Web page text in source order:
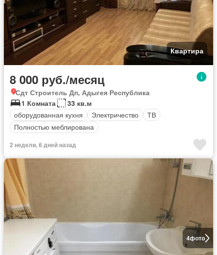
Квартира
8 000 руб./месяц
Сдт Строитель Дп, Адыгея Республика
1 Комната
33 кв.м
оборудованная кухня
Электричество
ТВ
Полностью меблирована
2 недели, 6 дней назад
4фото